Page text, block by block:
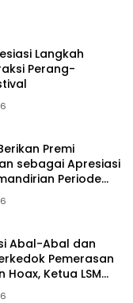
Langkah
Perang-
Premi
sebagai Apresiasi
Periode
Abal-Abal dan
Pemerasan
Ketua LSM
Minta Aparat